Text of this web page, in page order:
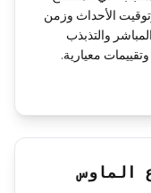
الأحداث وزمن
والتذبذب
معيارية.
الماوس